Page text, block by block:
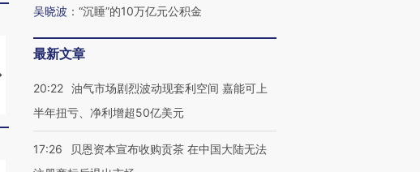
视线｜HYROX的吸金
术：是什么让中产们甘
心“花钱找虐”？
粒摇头丸 尿检体内含3种
毒品
度Z世代 用街头抗争将教
吴晓波 ： “沉睡”的10万亿元公积金
最新文章
20:22 油气市场剧烈波动现套利空间 嘉能可上
半年扭亏、净利增超50亿美元
17:26
贝恩资本宣布收购贡茶 在中国大陆无法